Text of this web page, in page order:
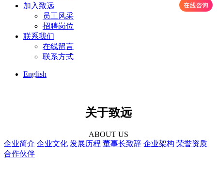
加入致远
员工风采
招聘岗位
联系我们
在线留言
联系方式
English
关于致远
ABOUT US
企业简介 企业文化 发展历程 董事长致辞 企业架构 荣誉资质
合作伙伴